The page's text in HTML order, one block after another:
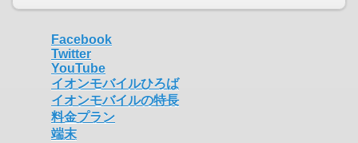
Facebook
Twitter
YouTube
イオンモバイルひろば
イオンモバイルの特長
料金プラン
端末